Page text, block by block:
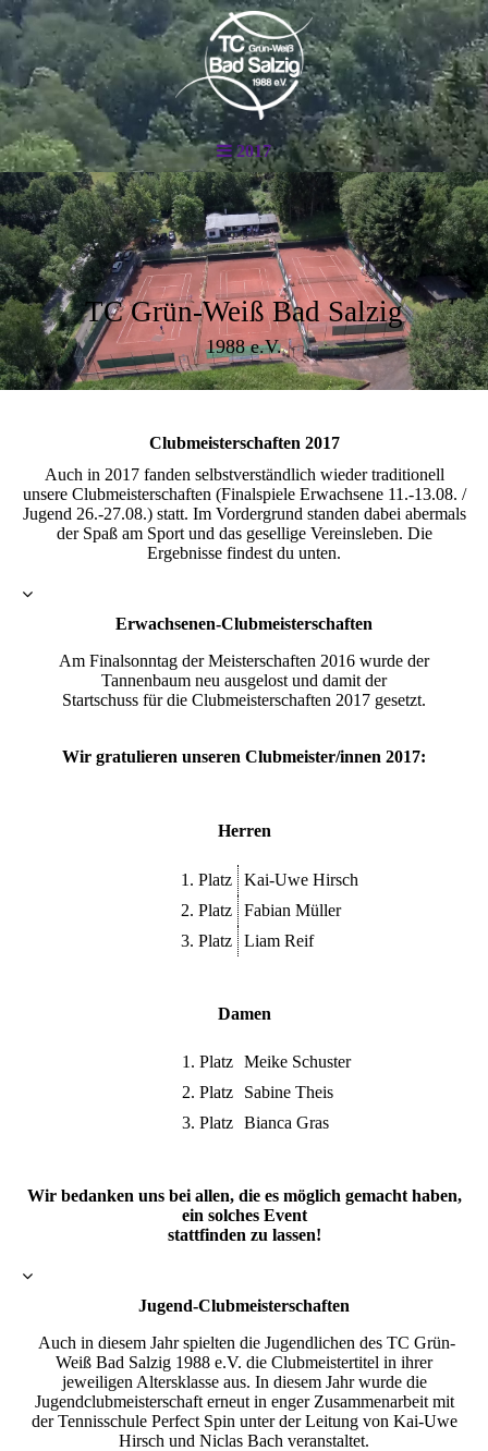
2017
TC Grün-Weiß Bad Salzig
1988 e.V.
Clubmeisterschaften 2017
Auch in 2017 fanden selbstverständlich wieder traditionell
unsere Clubmeisterschaften (Finalspiele Erwachsene 11.-13.08. /
Jugend 26.-27.08.) statt. Im Vordergrund standen dabei abermals
der Spaß am Sport und das gesellige Vereinsleben. Die
Ergebnisse findest du unten.
Erwachsenen-Clubmeisterschaften
Am Finalsonntag der Meisterschaften 2016 wurde der
Tannenbaum neu ausgelost und damit der
Startschuss für die Clubmeisterschaften 2017 gesetzt.
Wir gratulieren unseren Clubmeister/innen 2017:
Herren
1. Platz
Kai-Uwe Hirsch
2. Platz
Fabian Müller
3. Platz
Liam Reif
Damen
1. Platz Meike Schuster
2. Platz
Sabine Theis
3. Platz Bianca Gras
Wir bedanken uns bei allen, die es möglich gemacht haben,
ein solches Event
stattfinden zu lassen!
Jugend-Clubmeisterschaften
Auch in diesem Jahr spielten die Jugendlichen des TC Grün-
Weiß Bad Salzig 1988 e.V. die Clubmeistertitel in ihrer
jeweiligen Altersklasse aus. In diesem Jahr wurde die
Jugendclubmeisterschaft erneut in enger Zusammenarbeit mit
der Tennisschule Perfect Spin unter der Leitung von Kai-Uwe
Hirsch und Niclas Bach veranstaltet.